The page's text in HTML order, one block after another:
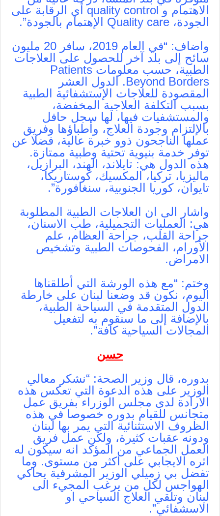
الاهتمام و quality control أي الرقابة على
الجودة، Quality care الإهتمام بالجودة”.
واضاف: “في العام 2019، سافر 20 مليون
سائح إلى بلد آخر للحصول على العلاجات
الطبية، حسب معلومات Patients
Beyond Borders. الدول العشر
المقصودة للعلاجات الإستشفائية الطبية
بسبب التكلفة العلاجية المخفضة،
والمستشفيات فيها، لها سجل حافل
بالإلتزام وجودة العلاج، وأطباؤها وفريق
عملها الناجحون ذوو خبرة عالية، فضلا عن
توفر خدمة بنيوية تحتية وطبية ممتازة.
هذه الدول هي: تايلاند، الهند، البرازيل،
ماليزيا، تركيا، المكسيك، كوستاريكا،
تايوان، كوريا الجنوبية، سنغافورة”.
واشار الى ان العلاجات الطبية المطلوبة
هي: العمليات التجميلية، طب الاسنان،
جراحة القلب، جراحة العظام، علم
الأورام، الفحوصات الطبية وتشخيص
الامراض.
وختم: “مع هذه الورشة التي أطلقناها
اليوم، نكون قد وضعنا لبنان على خارطة
الدول المتقدمة في السياحة الطبية،
بالإضافة إلى ما سنقوم به لتفعيل
المجالات السياحية كافة”.
حسن
بدوره، قال وزير الصحة: “نشكر معالي
الوزير على هذه الدعوة التي تعكس هذه
الارادة لدى مجلس الوزراء بفريق عمل
متجانس للقيام بدوره خصوصا في هذه
الظروف الاستثنائية التي يمر بها لبنان
ودونه عقبات كثيرة، ولكن عمل فريق
العمل الجماعي من المؤكد انه سيكون له
اثره الايجابي على اكثر من مستوى. وما
تفضل بي زميلي الوزير المشرفية يحاكي
الهواجس لكل من يرغب المجيء الى
لبنان وتلقي العلاج السياحي او
الاسشفائي”.